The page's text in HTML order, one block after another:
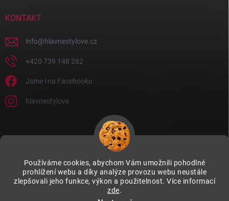
Používáme cookies, abychom Vám umožnili pohodlné
prohlížení webu a díky analýze provozu webu neustále
zlepšovali jeho funkce, výkon a použitelnost. Více informací
zde.
KONTAKT
info@hlavnestylove.cz
+420 739 148 262
Jsme i na Facebooku
hlavnestylove